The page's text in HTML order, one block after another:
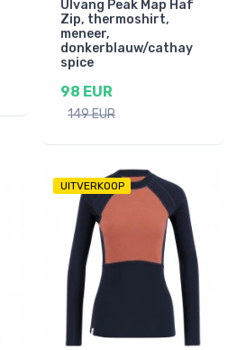
Ulvang Peak Map Haf
Zip, thermoshirt,
meneer,
donkerblauw/cathay
spice
98 EUR
149 EUR
UITVERKOOP